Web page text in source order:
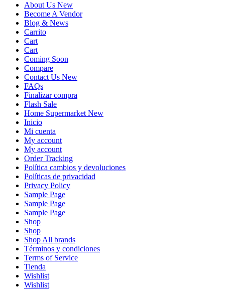
About Us New
Become A Vendor
Blog & News
Carrito
Cart
Cart
Coming Soon
Compare
Contact Us New
FAQs
Finalizar compra
Flash Sale
Home Supermarket New
Inicio
Mi cuenta
My account
My account
Order Tracking
Política cambios y devoluciones
Políticas de privacidad
Privacy Policy
Sample Page
Sample Page
Sample Page
Shop
Shop
Shop All brands
Términos y condiciones
Terms of Service
Tienda
Wishlist
Wishlist